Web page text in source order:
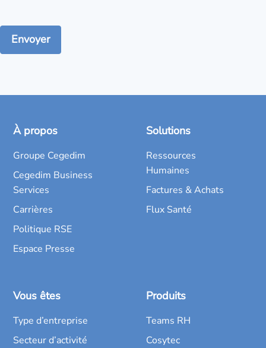
À propos
Groupe Cegedim
Cegedim Business
Services
Carrières
Politique RSE
Espace Presse
Solutions
Ressources
Humaines
Factures & Achats
Flux Santé
Vous êtes
Type d’entreprise
Secteur d’activité
Produits
Teams RH
Cosytec